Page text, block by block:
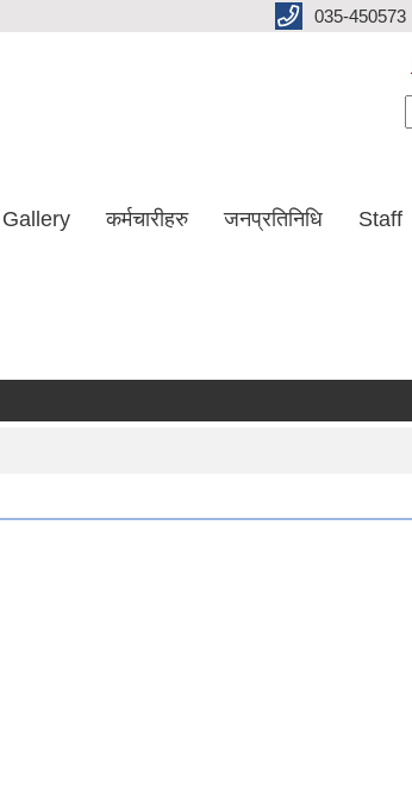
035-450573
Gallery कर्मचारीहरु जनप्रतिनिधि Staff